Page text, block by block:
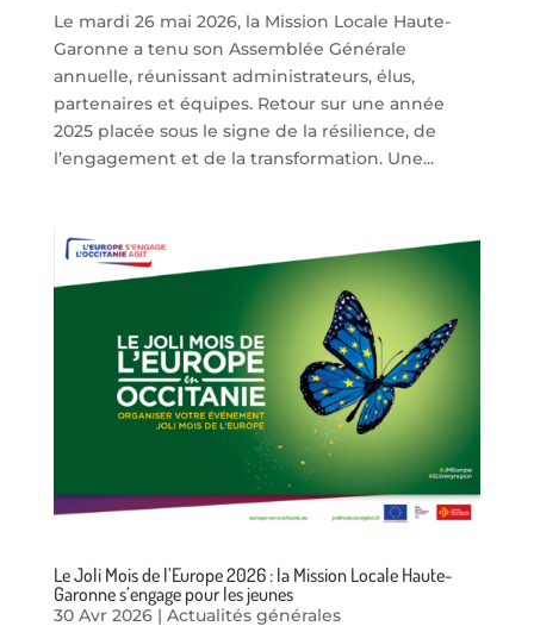
Le mardi 26 mai 2026, la Mission Locale Haute-
Garonne a tenu son Assemblée Générale
annuelle, réunissant administrateurs, élus,
partenaires et équipes. Retour sur une année
2025 placée sous le signe de la résilience, de
l’engagement et de la transformation. Une...
Le Joli Mois de l’Europe 2026 : la Mission Locale Haute-
Garonne s’engage pour les jeunes
30 Avr 2026| Actualités générales